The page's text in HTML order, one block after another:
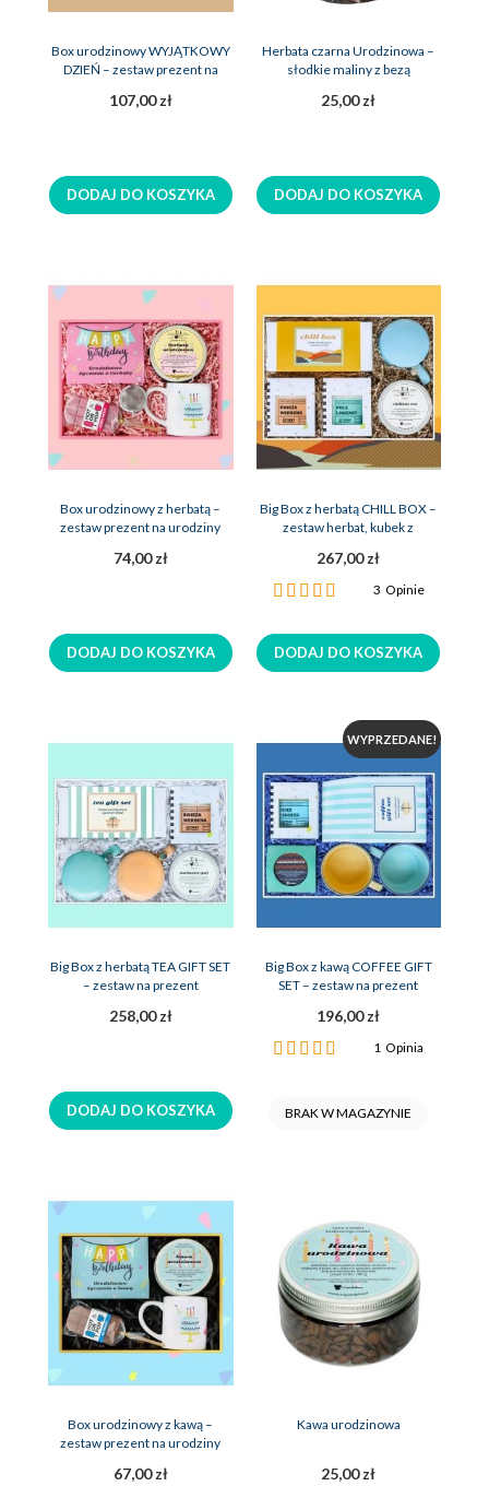
Box urodzinowy WYJĄTKOWY
DZIEŃ – zestaw prezent na
107,00 zł
DODAJ DO KOSZYKA
Herbata czarna Urodzinowa –
słodkie maliny z bezą
25,00 zł
DODAJ DO KOSZYKA
Box urodzinowy z herbatą –
zestaw prezent na urodziny
74,00 zł
DODAJ DO KOSZYKA
Big Box z herbatą CHILL BOX –
zestaw herbat, kubek z
267,00 zł
Ocena:
3 Opinie
DODAJ DO KOSZYKA
Big Box z herbatą TEA GIFT SET
– zestaw na prezent
258,00 zł
DODAJ DO KOSZYKA
WYPRZEDANE!
Big Box z kawą COFFEE GIFT
SET – zestaw na prezent
196,00 zł
Ocena:
1Opinia
BRAK W MAGAZYNIE
Box urodzinowy z kawą –
zestaw prezent na urodziny
67,00 zł
Kawa urodzinowa
25,00 zł